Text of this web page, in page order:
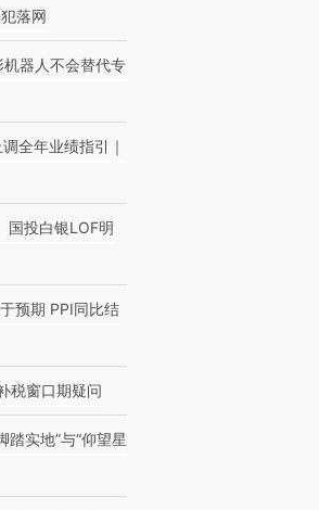
落网
器人不会替代专
全年业绩指引｜
国投白银LOF明
预期 PPI同比结
税窗口期疑问
踏实地”与“仰望星